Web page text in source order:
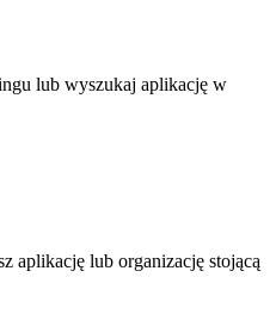
lub wyszukaj aplikację w
aplikację lub organizację stojącą